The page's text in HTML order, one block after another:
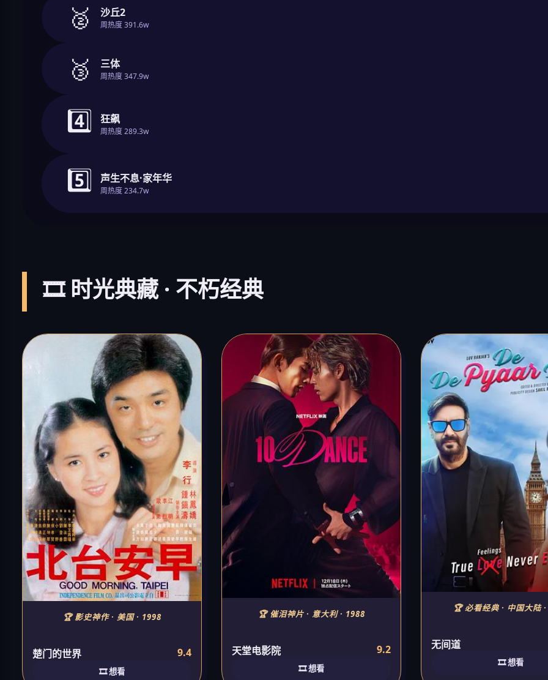
🥈 沙丘2
周热度 391.6w
🥉 三体
周热度 347.9w
4️⃣ 狂飙
周热度 289.3w
5️⃣ 声生不息·家年华
周热度 234.7w
🎞️ 时光典藏 · 不朽经典
🏆 影史神作 · 美国 · 1998
楚门的世界 9.4
🎞️ 想看
🏆 催泪神片 · 意大利 · 1988
天堂电影院 9.2
🎞️ 想看
🏆 必看经典 · 中国大陆
无间道
🎞️ 想看